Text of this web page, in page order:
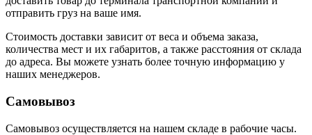
отправить груз на ваше имя.
Стоимость доставки зависит от веса и объема заказа,
количества мест и их габаритов, а также расстояния от склада
до адреса. Вы можете узнать более точную информацию у
наших менеджеров.
Самовывоз
Самовывоз осуществляется на нашем складе в рабочие часы.